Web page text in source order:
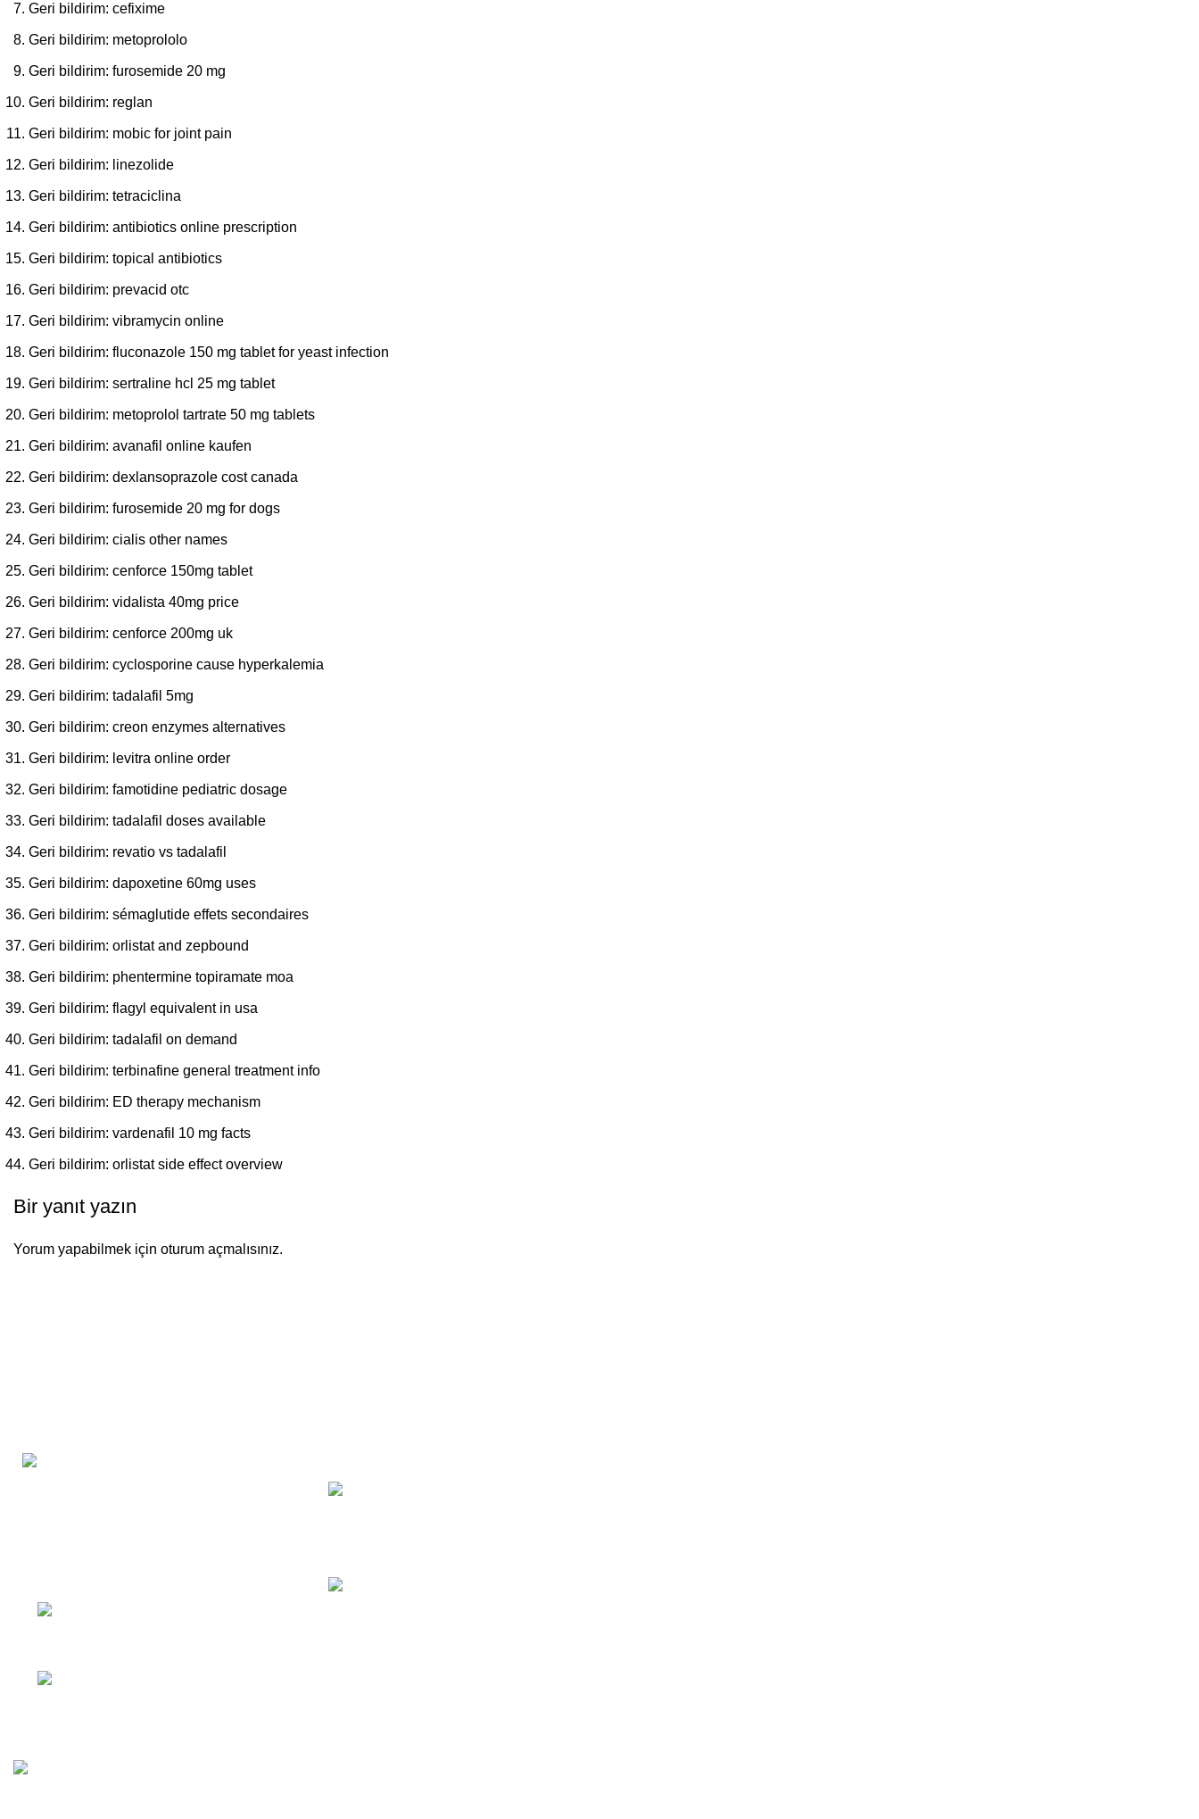
Geri bildirim: cefixime
Geri bildirim: metoprololo
Geri bildirim: furosemide 20 mg
Geri bildirim: reglan
Geri bildirim: mobic for joint pain
Geri bildirim: linezolide
Geri bildirim: tetraciclina
Geri bildirim: antibiotics online prescription
Geri bildirim: topical antibiotics
Geri bildirim: prevacid otc
Geri bildirim: vibramycin online
Geri bildirim: fluconazole 150 mg tablet for yeast infection
Geri bildirim: sertraline hcl 25 mg tablet
Geri bildirim: metoprolol tartrate 50 mg tablets
Geri bildirim: avanafil online kaufen
Geri bildirim: dexlansoprazole cost canada
Geri bildirim: furosemide 20 mg for dogs
Geri bildirim: cialis other names
Geri bildirim: cenforce 150mg tablet
Geri bildirim: vidalista 40mg price
Geri bildirim: cenforce 200mg uk
Geri bildirim: cyclosporine cause hyperkalemia
Geri bildirim: tadalafil 5mg
Geri bildirim: creon enzymes alternatives
Geri bildirim: levitra online order
Geri bildirim: famotidine pediatric dosage
Geri bildirim: tadalafil doses available
Geri bildirim: revatio vs tadalafil
Geri bildirim: dapoxetine 60mg uses
Geri bildirim: sémaglutide effets secondaires
Geri bildirim: orlistat and zepbound
Geri bildirim: phentermine topiramate moa
Geri bildirim: flagyl equivalent in usa
Geri bildirim: tadalafil on demand
Geri bildirim: terbinafine general treatment info
Geri bildirim: ED therapy mechanism
Geri bildirim: vardenafil 10 mg facts
Geri bildirim: orlistat side effect overview
Bir yanıt yazın
Yorum yapabilmek için oturum açmalısınız.